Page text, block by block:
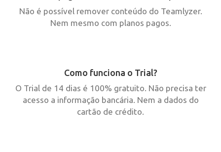
Não é possível remover conteúdo do Teamlyzer.
Nem mesmo com planos pagos.
Como funciona o Trial?
O Trial de 14 dias é 100% gratuito. Não precisa ter
acesso a informação bancária. Nem a dados do
cartão de crédito.